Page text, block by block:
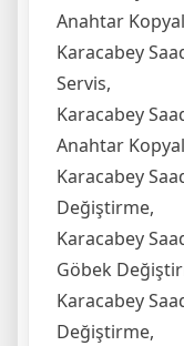
Anahtar
Karacabey
Servis,
Karacabey
Anahtar
Karacabey
Değiştirme,
Karacabey
Göbek
Karacabey
Değiştirme,